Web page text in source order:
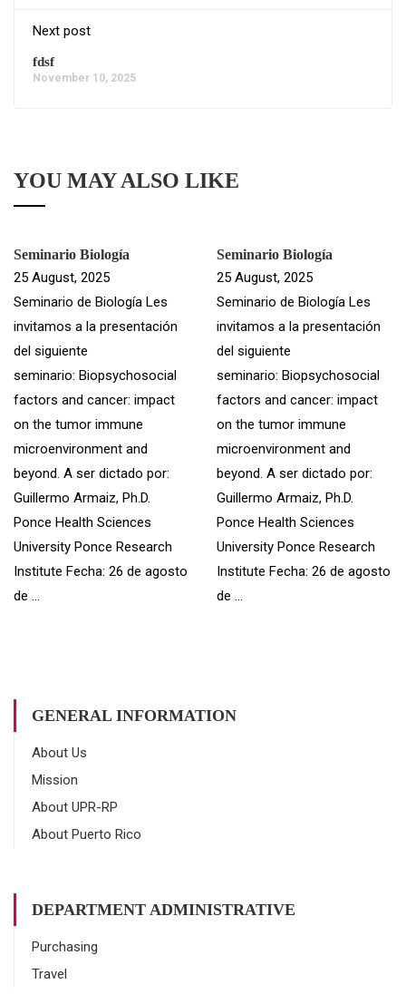
Next post
fdsf
November 10, 2025
YOU MAY ALSO LIKE
Seminario Biología
25 August, 2025
Seminario de Biología Les
invitamos a la presentación
del siguiente
seminario: Biopsychosocial
factors and cancer: impact
on the tumor immune
microenvironment and
beyond. A ser dictado por:
Guillermo Armaiz, Ph.D.
Ponce Health Sciences
University Ponce Research
Institute Fecha: 26 de agosto
de …
Seminario Biología
25 August, 2025
Seminario de Biología Les
invitamos a la presentación
del siguiente
seminario: Biopsychosocial
factors and cancer: impact
on the tumor immune
microenvironment and
beyond. A ser dictado por:
Guillermo Armaiz, Ph.D.
Ponce Health Sciences
University Ponce Research
Institute Fecha: 26 de agosto
de …
GENERAL INFORMATION
About Us
Mission
About UPR-RP
About Puerto Rico
DEPARTMENT ADMINISTRATIVE
Purchasing
Travel